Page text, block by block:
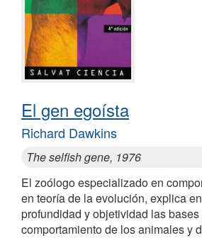
El gen egoísta
Richard Dawkins
The selfish gene, 1976
El zoólogo especializado en
en teoría de la evolución, explica
profundidad y objetividad las
comportamiento de los animales y